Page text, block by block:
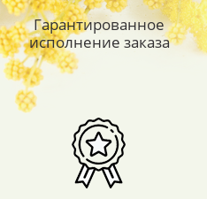
Гарантированное
исполнение заказа